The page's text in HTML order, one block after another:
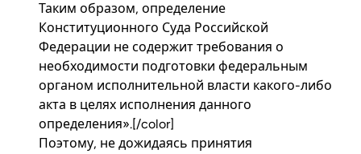
Таким образом, определение
Конституционного Суда Российской
Федерации не содержит требования о
необходимости подготовки федеральным
органом исполнительной власти какого-либо
акта в целях исполнения данного
определения».[/color]
Поэтому, не дожидаясь принятия